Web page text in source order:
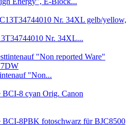
Nr. 34XL...
"Non...
Orig. Canon